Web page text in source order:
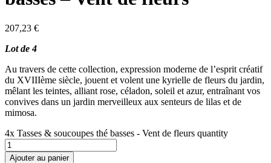
207,23 €
Lot de 4
Au travers de cette collection, expression moderne de l’esprit créatif
du XVIIIème siècle, jouent et volent une kyrielle de fleurs du jardin,
mêlant les teintes, alliant rose, céladon, soleil et azur, entraînant vos
convives dans un jardin merveilleux aux senteurs de lilas et de
mimosa.
4x Tasses & soucoupes thé basses - Vent de fleurs quantity
Ajouter au panier